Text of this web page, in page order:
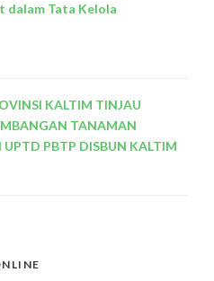
dalam Tata Kelola
KALTIM TINJAU
TANAMAN
UPTD PBTP DISBUN KALTIM